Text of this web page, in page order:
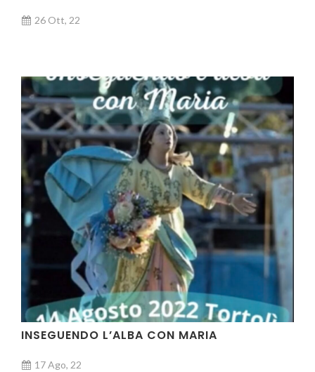
VIDEO
26 Ott, 22
INSEGUENDO L’ALBA CON MARIA
17 Ago, 22